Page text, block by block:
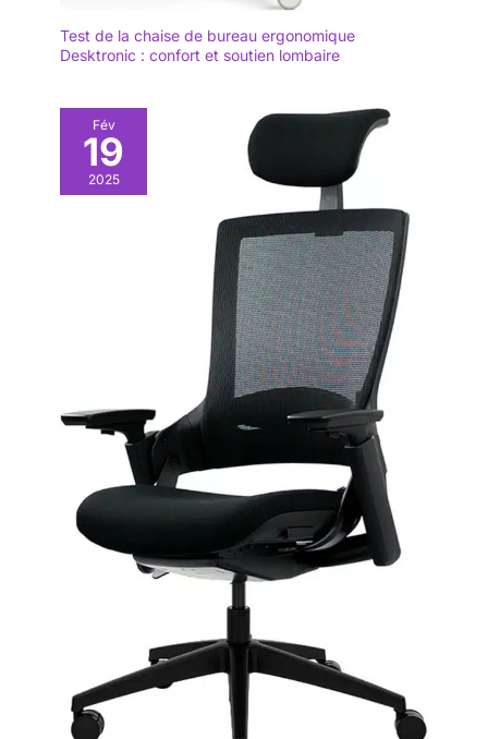
Test de la chaise de bureau ergonomique
Desktronic : confort et soutien lombaire
Fév
19
2025